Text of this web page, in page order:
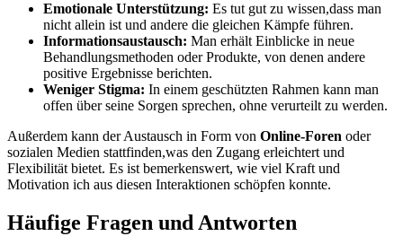
Emotionale Unterstützung: ‌Es tut gut zu wissen,dass man
nicht allein​ ist ‌und andere ⁣die⁤ gleichen Kämpfe führen.
Informationsaustausch: Man ⁣erhält Einblicke in neue
Behandlungsmethoden oder Produkte, von ⁤denen andere
positive Ergebnisse ‌berichten.
Weniger ⁣Stigma: In einem geschützten Rahmen ​kann man
offen⁤ über seine Sorgen sprechen, ohne verurteilt zu werden.
Außerdem kann der Austausch in Form von Online-Foren oder
sozialen Medien stattfinden,was den Zugang erleichtert und
Flexibilität bietet. Es ist bemerkenswert, wie viel Kraft und
Motivation ​ich aus diesen Interaktionen schöpfen konnte.
Häufige Fragen und Antworten